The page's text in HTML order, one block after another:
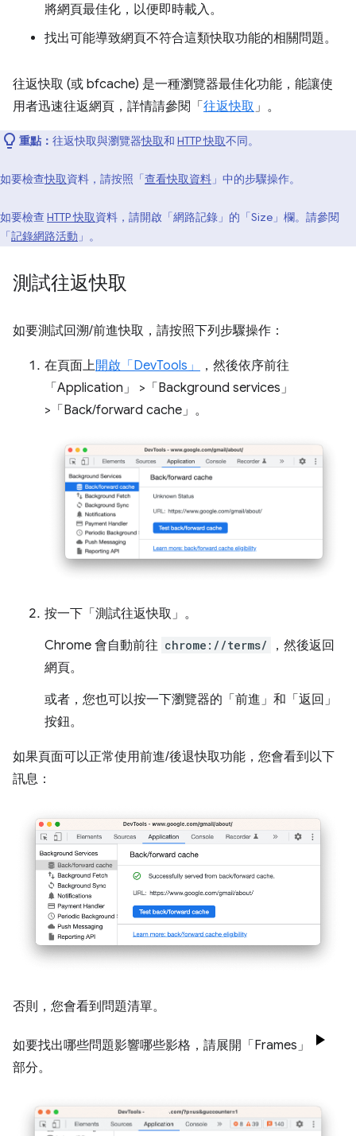
將網頁最佳化，以便即時載入。
找出可能導致網頁不符合這類快取功能的相關問題。
往返快取 (或 bfcache) 是一種瀏覽器最佳化功能，能讓使
用者迅速往返網頁，詳情請參閱「 往返快取」。
重點： 往返快取與瀏覽器快取和 HTTP 快取不同。
如要檢查快取資料，請按照「查看快取資料 」中的步驟操作。
如要檢查 HTTP 快取資料，請開啟「網路記錄」 的「Size」 欄。請參閱
「記錄網路活動 」。
測試往返快取
如要測試回溯/前進快取，請按照下列步驟操作：
在頁面上開啟「DevTools」
，然後依序前往
「Application」
>「Background services」
>「Back/forward cache」 。
按一下「測試往返快取」 。
Chrome 會自動前往 chrome://terms/
，然後返回
網頁。
或者，您也可以按一下瀏覽器的「前進」和「返回」
按鈕。
如果頁面可以正常使用前進/後退快取功能，您會看到以下
訊息：
否則，您會看到問題清單。
如要找出哪些問題影響哪些影格，請展開「Frames」
部分。